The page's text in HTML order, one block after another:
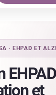
· EHPAD ET
et